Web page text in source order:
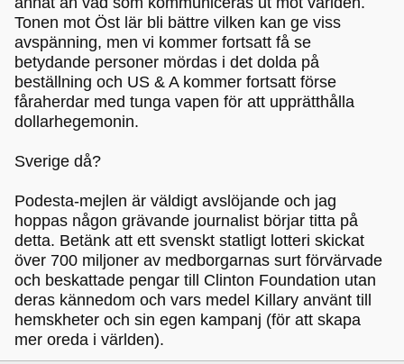
Tonen mot Öst lär bli bättre vilken kan ge viss
avspänning, men vi kommer fortsatt få se
betydande personer mördas i det dolda på
beställning och US & A kommer fortsatt förse
fåraherdar med tunga vapen för att upprätthålla
dollarhegemonin.
Sverige då?
Podesta-mejlen är väldigt avslöjande och jag
hoppas någon grävande journalist börjar titta på
detta. Betänk att ett svenskt statligt lotteri skickat
över 700 miljoner av medborgarnas surt förvärvade
och beskattade pengar till Clinton Foundation utan
deras kännedom och vars medel Killary använt till
hemskheter och sin egen kampanj (för att skapa
mer oreda i världen).